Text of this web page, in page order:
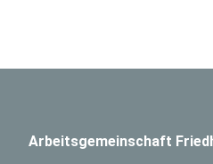
Arbeitsgemeinschaft